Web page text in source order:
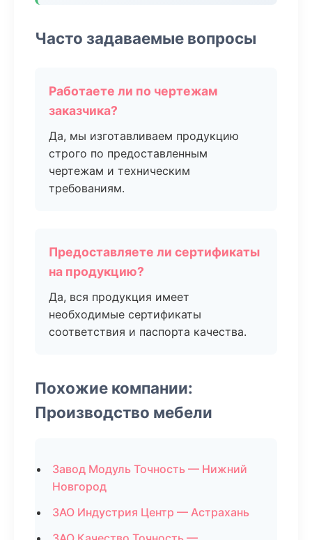
Часто задаваемые вопросы
Работаете ли по чертежам
заказчика?
Да, мы изготавливаем продукцию
строго по предоставленным
чертежам и техническим
требованиям.
Предоставляете ли сертификаты
на продукцию?
Да, вся продукция имеет
необходимые сертификаты
соответствия и паспорта качества.
Похожие компании:
Производство мебели
Завод Модуль Точность — Нижний
Новгород
ЗАО Индустрия Центр — Астрахань